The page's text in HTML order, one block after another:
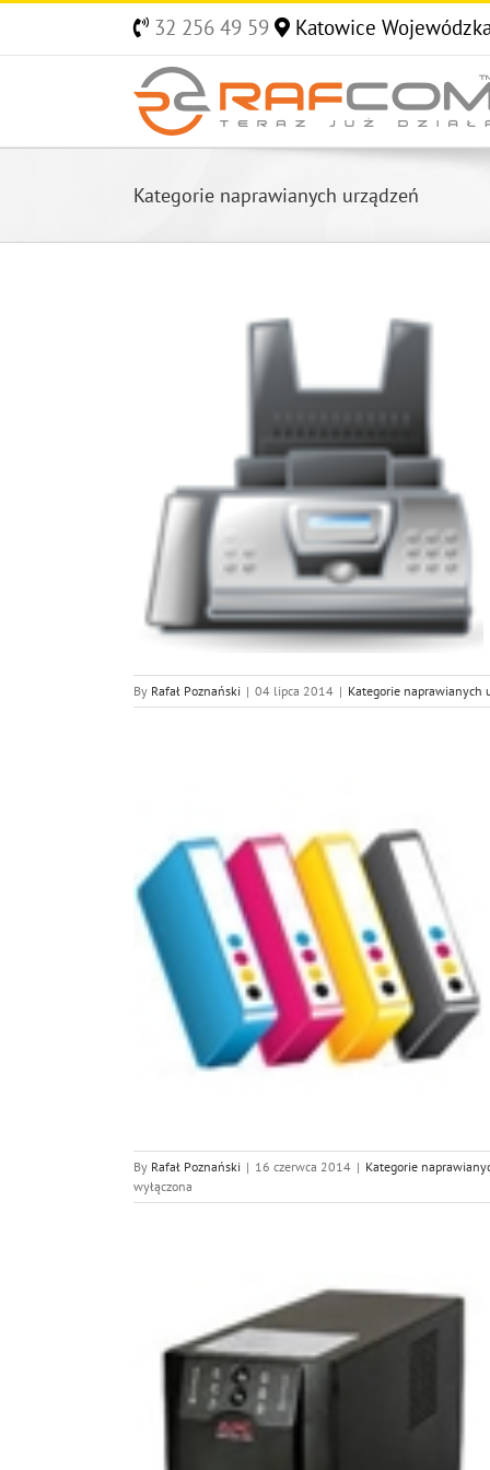
Skip
content
32 256 49 59 Katowice
Kategorie naprawianych urządzeń
By Rafał Poznański | 04 lipca 2014 | Kategorie naprawianych
By Rafał Poznański | 16 czerwca 2014 | Kategorie
wyłączona